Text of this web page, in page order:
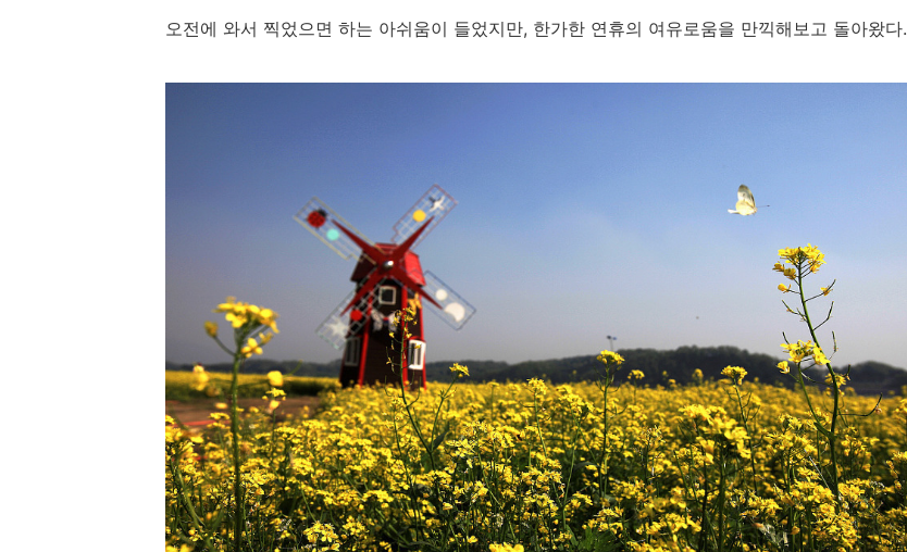
오전에 와서 찍었으면 하는 아쉬움이 들었지만, 한가한 연휴의 여유로움을 만끽해보고 돌아왔다.